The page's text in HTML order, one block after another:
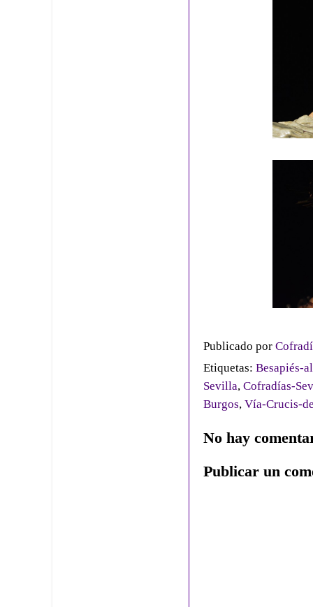
Publicado por
Etiquetas: Besapiés-
Sevilla, Cofradías-
Burgos, Vía-Crucis-
No hay
Publicar un